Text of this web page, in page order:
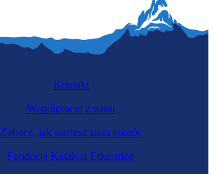
Kontakt
Współpracuj z nami
Zobacz, jak możesz nam pomóc
Fundacja Katalyst Education